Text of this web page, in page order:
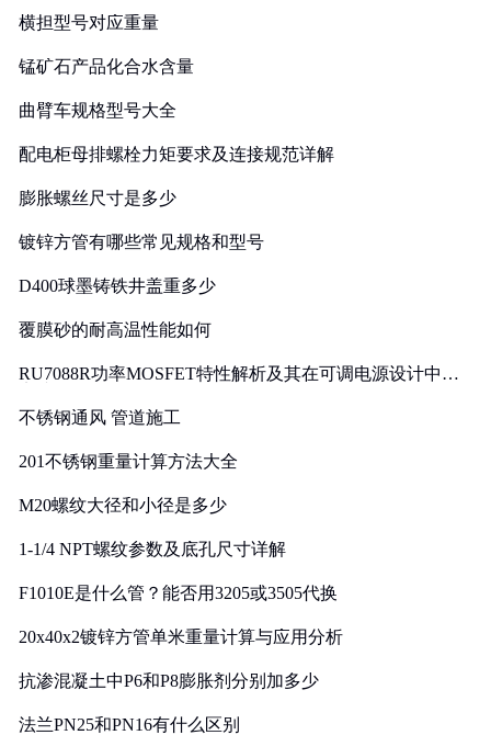
横担型号对应重量
锰矿石产品化合水含量
曲臂车规格型号大全
配电柜母排螺栓力矩要求及连接规范详解
膨胀螺丝尺寸是多少
镀锌方管有哪些常见规格和型号
D400球墨铸铁井盖重多少
覆膜砂的耐高温性能如何
RU7088R功率MOSFET特性解析及其在可调电源设计中的
不锈钢通风 管道施工
201不锈钢重量计算方法大全
M20螺纹大径和小径是多少
1-1/4 NPT螺纹参数及底孔尺寸详解
F1010E是什么管？能否用3205或3505代换
20x40x2镀锌方管单米重量计算与应用分析
抗渗混凝土中P6和P8膨胀剂分别加多少
法兰PN25和PN16有什么区别